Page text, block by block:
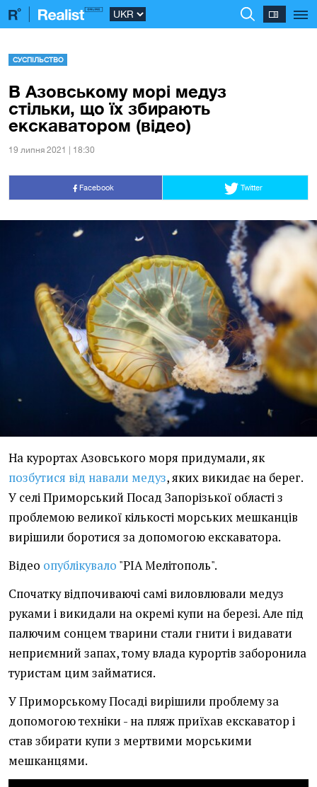
СУСПІЛЬСТВО
В Азовському морі медуз
стільки, що їх збирають
екскаватором (відео)
19 липня 2021 | 18:30
Facebook Twitter
На курортах Азовського моря придумали, як
позбутися від навали медуз, яких викидає на берег.
У селі Приморський Посад Запорізької області з
проблемою великої кількості морських мешканців
вирішили боротися за допомогою екскаватора.
Відео опублікувало "РІА Мелітополь".
Спочатку відпочиваючі самі виловлювали медуз
руками і викидали на окремі купи на березі. Але під
палючим сонцем тварини стали гнити і видавати
неприємний запах, тому влада курортів заборонила
туристам цим займатися.
У Приморському Посаді вирішили проблему за
допомогою техніки - на пляж приїхав екскаватор і
став збирати купи з мертвими морськими
мешканцями.